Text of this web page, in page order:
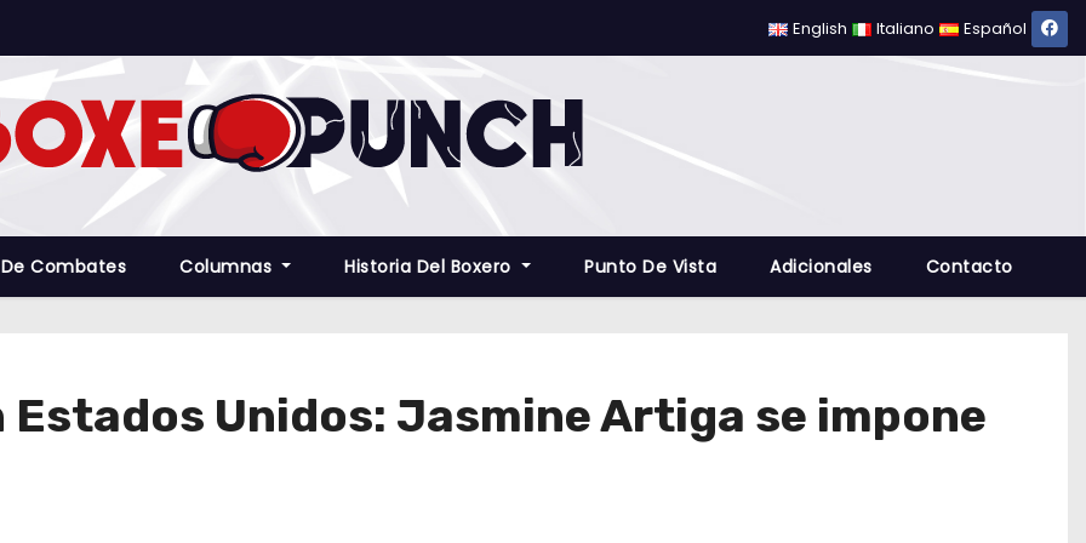
English Italiano Español
Combates Columnas Historia Del Boxero Punto De Vista Adicionales Contacto
Estados Unidos: Jasmine Artiga se impone